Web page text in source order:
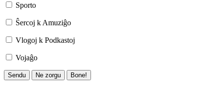
Sporto
Ŝercoj k Amuziĝo
Vlogoj k Podkastoj
Vojaĝo
Sendu Ne zorgu Bone!